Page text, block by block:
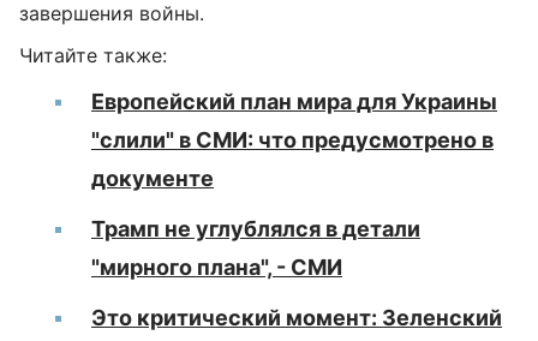
завершения войны.
Читайте также:
Европейский план мира для Украины
"слили" в СМИ: что предусмотрено в
документе
Трамп не углублялся в детали
"мирного плана", - СМИ
Это критический момент: Зеленский